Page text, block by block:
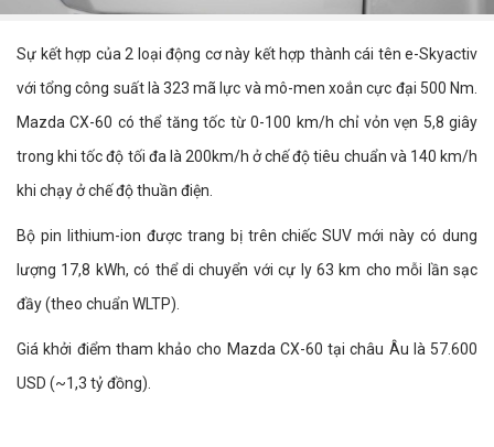
Sự kết hợp của 2 loại động cơ này kết hợp thành cái tên e-Skyactiv
với tổng công suất là 323 mã lực và mô-men xoắn cực đại 500 Nm.
Mazda CX-60 có thể tăng tốc từ 0-100 km/h chỉ vỏn vẹn 5,8 giây
trong khi tốc độ tối đa là 200km/h ở chế độ tiêu chuẩn và 140 km/h
khi chạy ở chế độ thuần điện.
Bộ pin lithium-ion được trang bị trên chiếc SUV mới này có dung
lượng 17,8 kWh, có thể di chuyển với cự ly 63 km cho mỗi lần sạc
đầy (theo chuẩn WLTP).
Giá khởi điểm tham khảo cho Mazda CX-60 tại châu Âu là 57.600
USD (~1,3 tỷ đồng).